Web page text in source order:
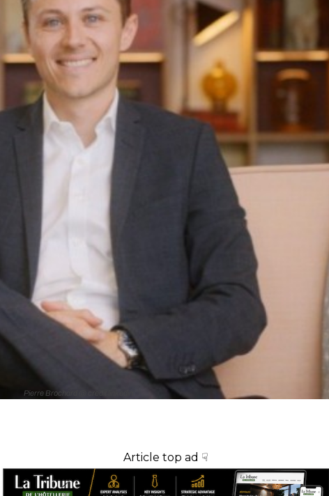
Pierre Brochard @ credit linkedin
Article top ad ☟